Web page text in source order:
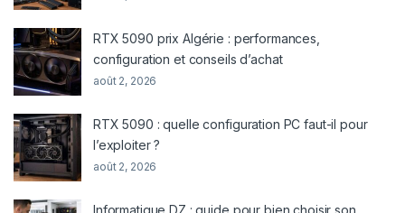
RTX 5090 prix Algérie : performances,
configuration et conseils d’achat
août 2, 2026
RTX 5090 : quelle configuration PC faut-il pour
l’exploiter ?
août 2, 2026